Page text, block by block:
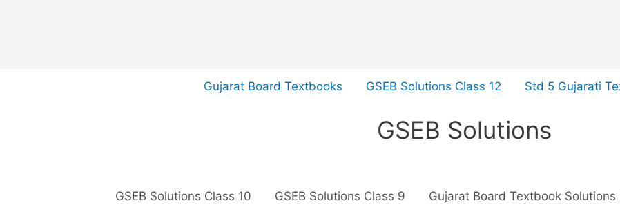
Gujarat Board Textbooks GSEB Solutions Class 12 Std 5 Gujarati
GSEB Solutions
GSEB Solutions Class 10 GSEB Solutions Class 9 Gujarat Board Textbook Solutions